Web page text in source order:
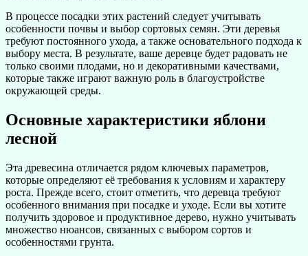
В процессе посадки этих растений следует учитывать
особенности почвы и выбор сортовых семян. Эти деревья
требуют постоянного ухода, а также основательного подхода к
выбору места. В результате, ваше деревце будет радовать не
только своими плодами, но и декоративными качествами,
которые также играют важную роль в благоустройстве
окружающей среды.
Основные характеристики яблони
лесной
Эта древесина отличается рядом ключевых параметров,
которые определяют её требования к условиям и характеру
роста. Прежде всего, стоит отметить, что деревца требуют
особенного внимания при посадке и уходе. Если вы хотите
получить здоровое и продуктивное дерево, нужно учитывать
множество нюансов, связанных с выбором сортов и
особенностями грунта.